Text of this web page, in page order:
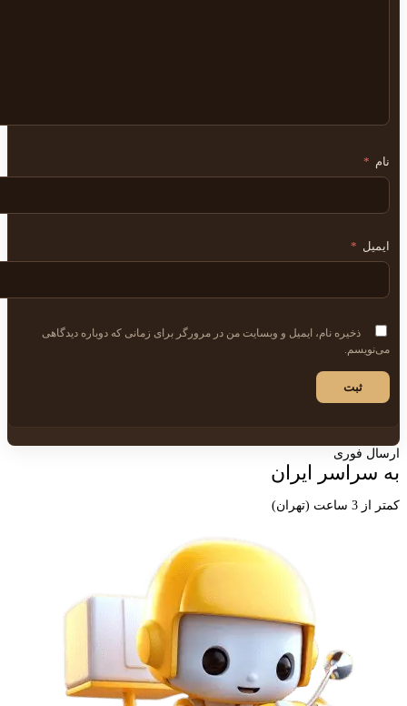
نام *
ایمیل *
ذخیره نام، ایمیل و وبسایت من در مرورگر برای زمانی که دوباره دیدگاهی
می‌نویسم.
ارسال فوری
به سراسر ایران
کمتر از 3 ساعت (تهران)